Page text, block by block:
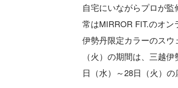
自宅にいながらプロが
常はMIRROR FIT.のオ
伊勢丹限定カラーのス
（火）の期間は、三越
日（水）～28日（火）